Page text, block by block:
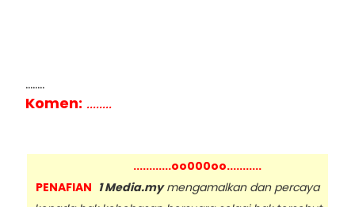
........
Komen: ........
............oo000oo...........
PENAFIAN 1 Media.mymengamalkan dan percaya